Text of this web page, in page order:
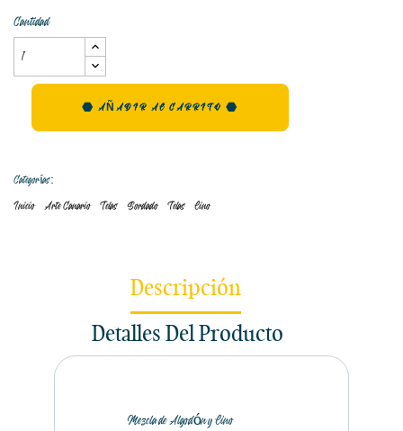
Cantidad
AÑADIR AL CARRITO
Categorías:
Inicio Arte Canario Telas Bordado Telas Lino
Descripción
Detalles Del Producto
Mezcla de Algodón y Lino